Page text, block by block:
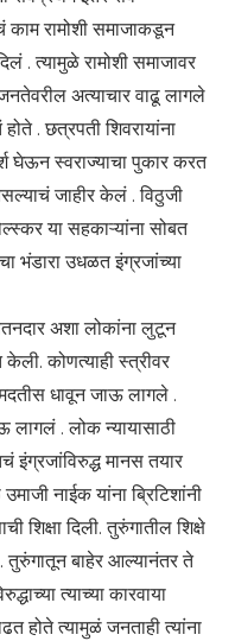
काम रामोशी समाजाकडून
. त्यामुळे रामोशी समाजावर
अत्याचार वाढू लागले
. छत्रपती शिवरायांना
घेऊन स्वराज्याचा पुकार करत
जाहीर केलं . विठुजी
या सहकाऱ्यांना सोबत
भंडारा उधळत इंग्रजांच्या
अशा लोकांना लुटून
कोणत्याही स्त्रीवर
धावून जाऊ लागले .
लागलं . लोक न्यायासाठी
इंग्रजांविरुद्ध मानस तयार
नाईक यांना ब्रिटिशांनी
दिली. तुरुंगातील शिक्षे
तुरुंगातून बाहेर आल्यानंतर ते
त्याच्या कारवाया
होते त्यामुळं जनताही त्यांना